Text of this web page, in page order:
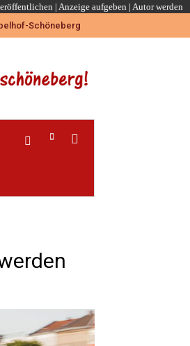
| Anzeige aufgeben | Autor werden